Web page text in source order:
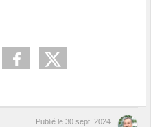
Publié le 30 sept. 2024